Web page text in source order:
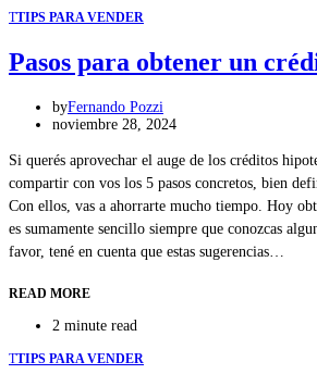
TTIPS PARA VENDER
Pasos para obtener un
byFernando Pozzi
noviembre 28, 2024
Si querés aprovechar el auge de los créditos
compartir con vos los 5 pasos concretos, bien
Con ellos, vas a ahorrarte mucho tiempo. Hoy
es sumamente sencillo siempre que conozcas
favor, tené en cuenta que estas sugerencias…
READ MORE
2 minute read
TTIPS PARA VENDER